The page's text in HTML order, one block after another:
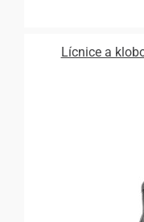
Lícnice a